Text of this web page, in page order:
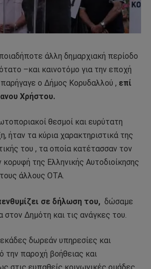
άλλη δημαρχιακή περίοδο
–και καινοτόμο για την εποχή
ο Δήμος Κορυδαλλού , επί
Χρήστου.
θεσμοί και ευρύτατη
ήταν τα κύρια χαρακτηριστικά της
του , τα οποία κατέτασσαν τον
κορυφή της Ελληνικής Αυτοδιοίκησης
άλλους ΟΤΑ.
σε δήλωση του, δώσαμε
στον Δημότη και τις ανάγκες του.
δωρεάν υπηρεσίες και
την παροχή βοήθειας και